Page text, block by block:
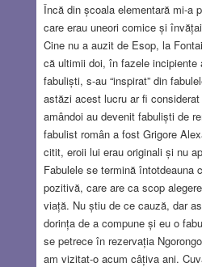
Încă din școala elementară mi-a
care erau uneori comice și
Cine nu a auzit de Esop, la
că ultimii doi, în fazele incipiente
fabuliști, s-au “inspirat” din
astăzi acest lucru ar fi
amândoi au devenit fabuliști de
fabulist român a fost Grigore
citit, eroii lui erau originali și nu
Fabulele se termină întotdeauna
pozitivă, care are ca scop
viață. Nu știu de ce cauză, dar
dorința de a compune și eu o
se petrece în rezervația
am vizitat-o acum câțiva ani.